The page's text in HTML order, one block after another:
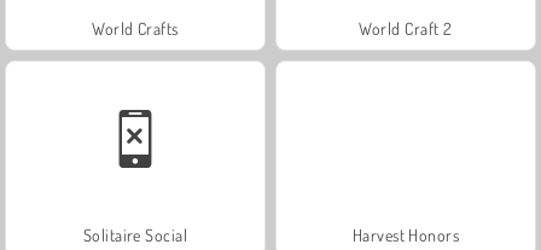
World Crafts World Craft 2
Solitaire Social Harvest Honors